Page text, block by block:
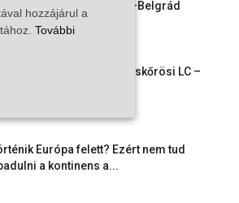
a Budapest–Belgrád
a felkészülést a Kiskőrösi LC –
maradt a keret,...
Európa felett? Ezért nem tud
a kontinens a...
hozzájárul a
További